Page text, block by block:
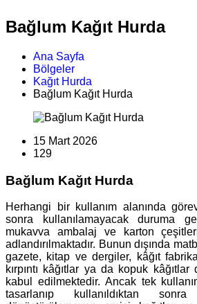
Bağlum Kağıt Hurda
Ana Sayfa
Bölgeler
Kağıt Hurda
Bağlum Kağıt Hurda
15 Mart 2026
129
Bağlum Kağıt Hurda
Herhangi bir kullanım alanında
sonra kullanılamayacak duruma
mukavva ambalaj ve karton
adlandırılmaktadır. Bunun dışında
gazete, kitap ve dergiler, kâğıt
kırpıntı kâğıtlar ya da kopuk
kabul edilmektedir. Ancak tek
tasarlanıp kullanıldıktan